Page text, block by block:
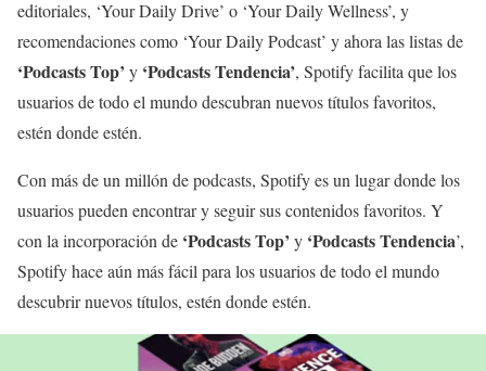
editoriales, ‘Your Daily Drive’ o ‘Your Daily Wellness’, y
recomendaciones como ‘Your Daily Podcast’ y ahora las listas de
‘Podcasts Top’ y ‘Podcasts Tendencia’, Spotify facilita que los
usuarios de todo el mundo descubran nuevos títulos favoritos,
estén donde estén.
Con más de un millón de podcasts, Spotify es un lugar donde los
usuarios pueden encontrar y seguir sus contenidos favoritos. Y
con la incorporación de ‘Podcasts Top’ y ‘Podcasts Tendencia’,
Spotify hace aún más fácil para los usuarios de todo el mundo
descubrir nuevos títulos, estén donde estén.